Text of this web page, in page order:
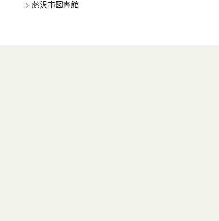
藤沢市図書館